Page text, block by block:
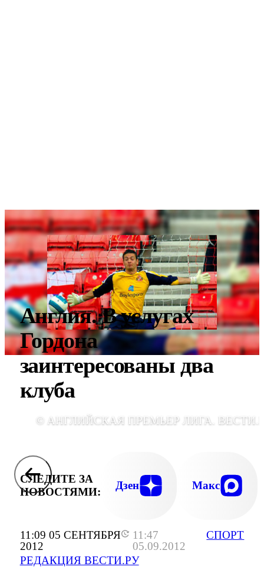
11:09 05 СЕНТЯБРЯ
2012
11:47
05.09.2012
РЕДАКЦИЯ ВЕСТИ.РУ
СПОРТ
Англия. В услугах
Гордона
заинтересованы два
клуба
© АНГЛИЙСКАЯ ПРЕМЬЕР ЛИГА.
СЛЕДИТЕ ЗА
НОВОСТЯМИ:
Дзен Макс